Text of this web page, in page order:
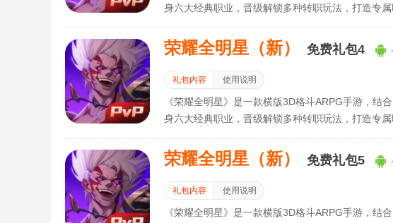
身六大经典职业，晋级解锁多种转职玩法，打造专
荣耀全明星（新） 免费礼包4
礼包内容 使用说明
《荣耀全明星》是一款横版3D格斗ARPG手游，结
身六大经典职业，晋级解锁多种转职玩法，打造专
荣耀全明星（新） 免费礼包5
礼包内容 使用说明
《荣耀全明星》是一款横版3D格斗ARPG手游，结